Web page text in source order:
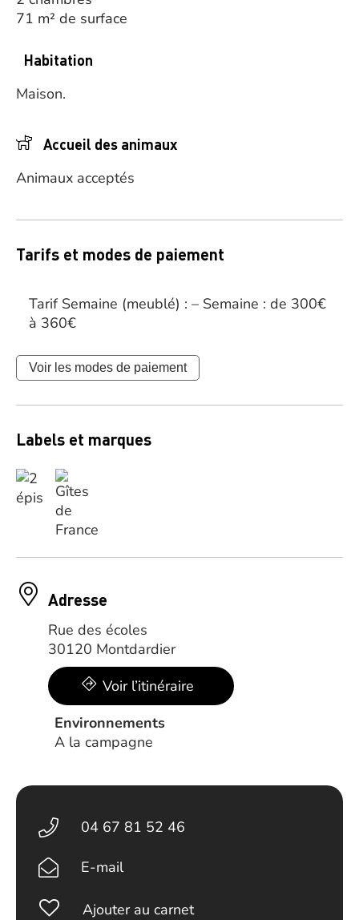
71 m² de surface
Habitation
Maison.
Accueil des animaux
Animaux acceptés
Tarifs et modes de paiement
Tarif Semaine (meublé) : – Semaine : de 300€
à 360€
Voir les modes de paiement
Labels et marques
Adresse
Rue des écoles
30120 Montdardier
Voir l’itinéraire
Environnements
A la campagne
04 67 81 52 46
E-mail
Ajouter au carnet